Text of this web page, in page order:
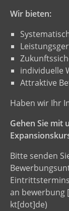
Wir bieten:
individuelle
Attraktive
Haben wir Ihr
Gehen Sie mit
Bitte senden
an bewerbung
kt[dot]de)